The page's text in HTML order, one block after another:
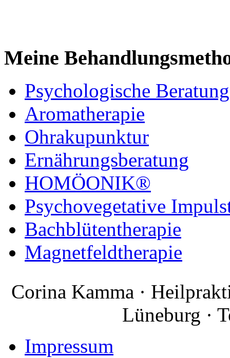
Meine
Psychologische Beratung
Aromatherapie
Ohrakupunktur
Ernährungsberatung
HOMÖONIK®
Psychovegetative
Bachblütentherapie
Magnetfeldtherapie
Corina Kamma ·
Lüneburg ·
Impressum